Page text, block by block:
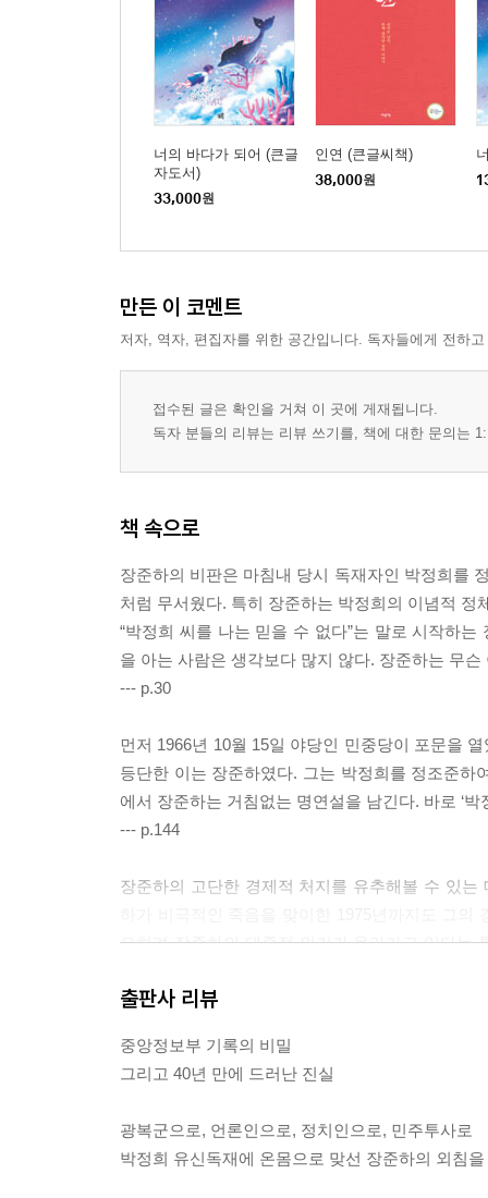
6·3 사태와 계엄령 선포
‘국가원수 모독죄’로 구속되다
“단 한 사람, 박정희만은 안 된다”
“부정선거, 도둑 맞지 마십시오”
두 번째 구속, 옥중출마 선언하다
“국회의원 명함 한 장 있어요?”
박정희 ‘3선 개헌’ 날치기 통과
유신독재에 저항하다
김대중 납치, 정치인 암살 신호탄?
‘납치 주범은 누구인가’ 이철희의 증언
유신독재 정조준 ‘100만인 서명운동’
* 3장
장준하, 박정희를 넘어서다 1974~1975. 7.
장준하의 입을 막아라
‘긴급조치’ 발동부터 연행까지
“개헌에 대한 소신은 변함없다”
“장준하를 석방하라” 박정희의 굴복
《돌베개》를 다시 쓰다
〈동아일보〉탄압과 장준하의 응원
유신헌법 찬반 투표에 반대하다
중정의 ‘위해분자 관찰계획 보고’
‘장준하의 거사’ 알고 있었던 중정
* 4장
고통과 희망, 그리고 비극의 8월
너의 바다가 되어 (큰글
자도서)
33,000원
인연 (큰글씨책)
38,000원
만든 이 코멘트
저자, 역자, 편집자를 위한 공간입니다. 독자들에게 전하
접수된 글은 확인을 거쳐 이 곳에 게재됩니다.
독자 분들의 리뷰는 리뷰 쓰기를, 책에 대한 문의는
책 속으로
장준하의 비판은 마침내 당시 독재자인 박정희를
처럼 무서웠다. 특히 장준하는 박정희의 이념적 정
“박정희 씨를 나는 믿을 수 없다”는 말로 시작하
을 아는 사람은 생각보다 많지 않다. 장준하는 무
--- p.30
먼저 1966년 10월 15일 야당인 민중당이 포문을
등단한 이는 장준하였다. 그는 박정희를 정조준
에서 장준하는 거침없는 명연설을 남긴다. 바로 ‘박
--- p.144
장준하의 고단한 경제적 처지를 유추해볼 수 있
오히려 장준하의 대중적 인기가 올라가고 있다는
--- p.170
김종필의 경고에 장준하 역시 화답하지 않을 수
기록이다.
또는 선동으로 적대시하는 것은 민의의 소재를 알
--- p.207
출판사 리뷰
중앙정보부 기록의 비밀
그리고 40년 만에 드러난 진실
광복군으로, 언론인으로, 정치인으로, 민주투사로
박정희 유신독재에 온몸으로 맞선 장준하의 외침